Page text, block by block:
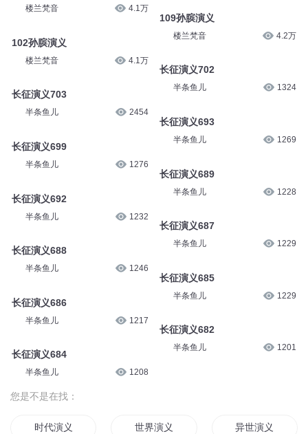
楼兰梵音 4.1万
102孙膑演义
楼兰梵音 4.1万
长征演义703
半条鱼儿 2454
长征演义699
半条鱼儿 1276
长征演义692
半条鱼儿 1232
长征演义688
半条鱼儿 1246
长征演义686
半条鱼儿 1217
长征演义684
半条鱼儿 1208
109孙膑演义
楼兰梵音 4.2万
长征演义702
半条鱼儿 1324
长征演义693
半条鱼儿 1269
长征演义689
半条鱼儿 1228
长征演义687
半条鱼儿 1229
长征演义685
半条鱼儿 1229
长征演义682
半条鱼儿 1201
您是不是在找：
时代演义 世界演义 异世演义